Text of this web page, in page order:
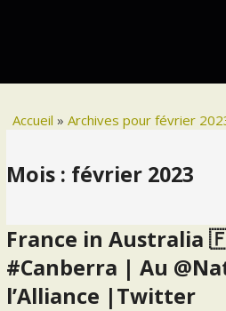
Accueil »Archives pour février
Mois : février 2023
France in
#Canberra | Au
l’Alliance |Twitter